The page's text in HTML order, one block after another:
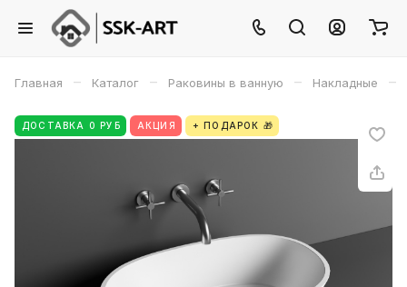
Главная – Каталог – Раковины в ванную – Накладные –
ДОСТАВКА 0 РУБ АКЦИЯ + ПОДАРОК 🎁